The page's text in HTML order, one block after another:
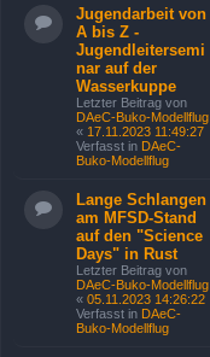
Jugendarbeit von
A bis Z -
Jugendleitersemi
nar auf der
Wasserkuppe
Letzter Beitrag von
DAeC-Buko-Modellflug
« 17.11.2023 11:49:27
Verfasst in DAeC-
Buko-Modellflug
Lange Schlangen
am MFSD-Stand
auf den "Science
Days" in Rust
Letzter Beitrag von
DAeC-Buko-Modellflug
« 05.11.2023 14:26:22
Verfasst in DAeC-
Buko-Modellflug